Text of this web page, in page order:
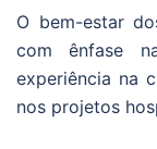
O bem-estar
com ênfase
experiência na
nos projetos